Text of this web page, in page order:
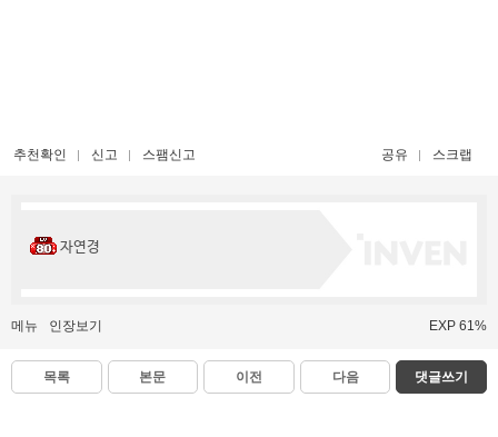
추천확인 신고 스팸신고 공유 스크랩
자연경
메뉴 인장보기 EXP 61%
목록 본문 이전 다음 댓글쓰기